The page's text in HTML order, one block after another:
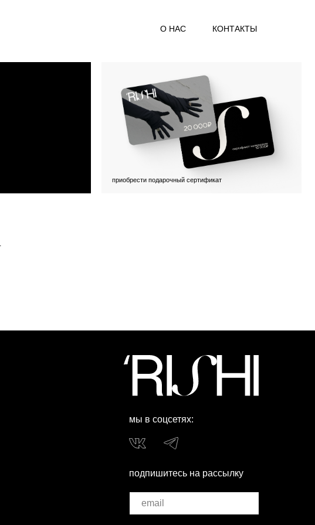
КОНТАКТЫ
О НАС
мы в соцсетях:
подпишитесь на рассылку